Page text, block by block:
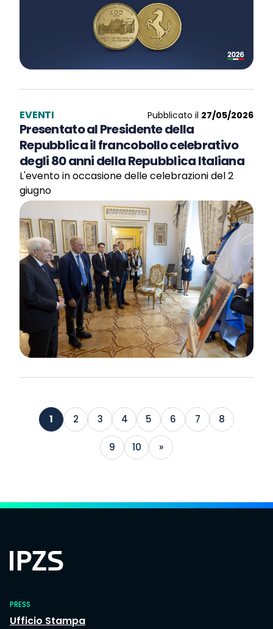
EVENTI Pubblicato il 27/05/2026
Presentato al Presidente della
Repubblica il francobollo celebrativo
degli 80 anni della Repubblica Italiana
L'evento in occasione delle celebrazioni del 2
giugno
1 2 3 4 5 6 7 8
9 10 »
PRESS
Ufficio Stampa